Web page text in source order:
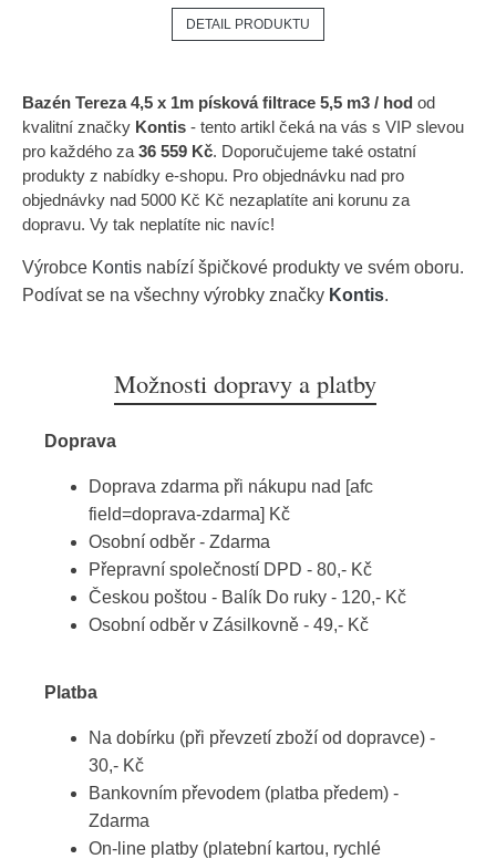
DETAIL PRODUKTU
Bazén Tereza 4,5 x 1m písková filtrace 5,5 m3 / hod od
kvalitní značky Kontis - tento artikl čeká na vás s VIP slevou
pro každého za 36 559 Kč. Doporučujeme také ostatní
produkty z nabídky e-shopu. Pro objednávku nad pro
objednávky nad 5000 Kč Kč nezaplatíte ani korunu za
dopravu. Vy tak neplatíte nic navíc!
Výrobce Kontis nabízí špičkové produkty ve svém oboru.
Podívat se na všechny výrobky značky Kontis.
Možnosti dopravy a platby
Doprava
Doprava zdarma při nákupu nad [afc
field=doprava-zdarma] Kč
Osobní odběr - Zdarma
Přepravní společností DPD - 80,- Kč
Českou poštou - Balík Do ruky - 120,- Kč
Osobní odběr v Zásilkovně - 49,- Kč
Platba
Na dobírku (při převzetí zboží od dopravce) -
30,- Kč
Bankovním převodem (platba předem) -
Zdarma
On-line platby (platební kartou, rychlé